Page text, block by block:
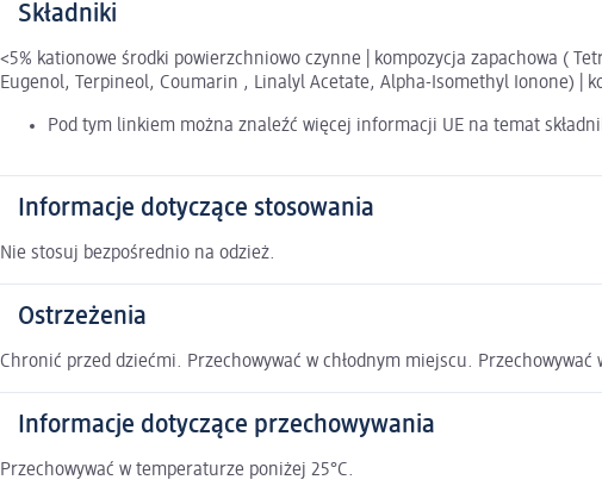
Składniki
<5% kationowe środki powierzchniowo czynne | kompozycja zapachowa (
Eugenol, Terpineol, Coumarin , Linalyl Acetate, Alpha-Isomethyl Ionone) |
Pod tym linkiem można znaleźć więcej informacji UE na temat
Informacje dotyczące stosowania
Nie stosuj bezpośrednio na odzież.
Ostrzeżenia
Chronić przed dziećmi. Przechowywać w chłodnym miejscu.
Informacje dotyczące przechowywania
Przechowywać w temperaturze poniżej 25°C.